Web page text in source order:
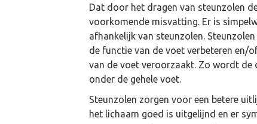
Dat door het dragen van steunzolen
voorkomende misvatting. Er is
afhankelijk van steunzolen.
de functie van de voet verbeteren en/
van de voet veroorzaakt. Zo wordt de
onder de gehele voet.
Steunzolen zorgen voor een betere
het lichaam goed is uitgelijnd en er